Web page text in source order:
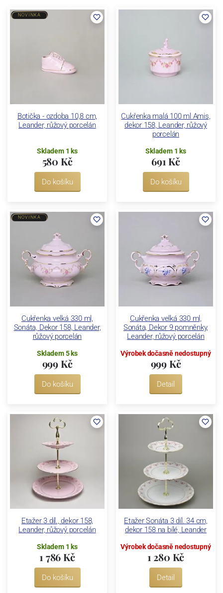
Botička - ozdoba 10,8 cm,
Leander, růžový porcelán
NOVINKA
Skladem 1 ks
580 Kč
Do košíku
Cukřenka malá 100 ml Amis,
dekor 158, Leander, růžový
porcelán
Skladem 1 ks
691 Kč
Do košíku
Cukřenka velká 330 ml,
Sonáta, Dekor 158, Leander,
růžový porcelán
NOVINKA
Skladem 5 ks
999 Kč
Do košíku
Cukřenka velká 330 ml,
Sonáta, Dekor 9 pomněnky,
Leander, růžový porcelán
Výrobek dočasně nedostupný
999 Kč
Detail
Etažer 3 díl., dekor 158,
Leander, růžový porcelán
Skladem 1 ks
1 786 Kč
Do košíku
Etažer Sonáta 3 díl. 34 cm,
dekor 158 na bílé, Leander
Výrobek dočasně nedostupný
1 280 Kč
Detail